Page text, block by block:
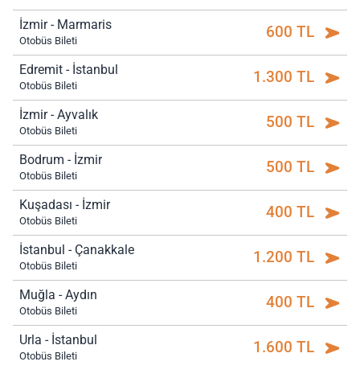
İzmir - Marmaris
Otobüs Bileti 600 TL
Edremit - İstanbul
Otobüs Bileti 1.300 TL
İzmir - Ayvalık
Otobüs Bileti 500 TL
Bodrum - İzmir
Otobüs Bileti 500 TL
Kuşadası - İzmir
Otobüs Bileti 400 TL
İstanbul - Çanakkale
Otobüs Bileti 1.200 TL
Muğla - Aydın
Otobüs Bileti 400 TL
Urla - İstanbul
Otobüs Bileti 1.600 TL